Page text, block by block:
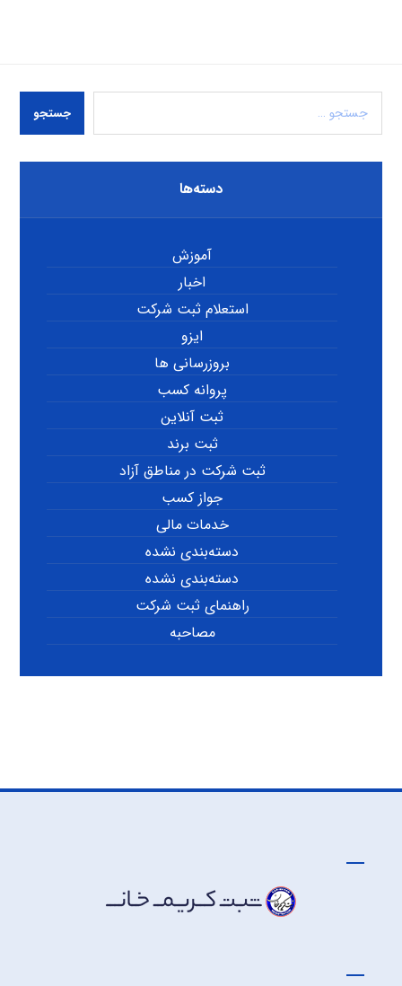
جستجو
دسته‌ها
آموزش
اخبار
استعلام ثبت شرکت
ایزو
بروزرسانی ها
پروانه کسب
ثبت آنلاین
ثبت برند
ثبت شرکت در مناطق آزاد
جواز کسب
خدمات مالی
دسته‌بندی نشده
دسته‌بندی نشده
راهنمای ثبت شرکت
مصاحبه